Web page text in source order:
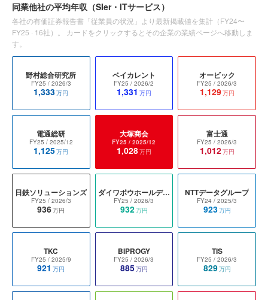
同業他社の平均年収 （SIer・ITサービス）
各社の有価証券報告書「従業員の状況」より最新掲載値を集計（FY24〜
FY25 · 16社）。 カードをクリックするとその企業の業績ページへ移動しま
す。
野村総合研究所
FY25 / 2026/3
1,333万円
ベイカレント
FY25 / 2026/2
1,331 万円
オービック
FY25 / 2026/3
1,129万円
電通総研
FY25 / 2025/12
1,125万円
大塚商会
FY25 / 2025/12
1,028万円
富士通
FY25 / 2026/3
1,012万円
日鉄ソリューションズ
FY25 / 2026/3
936万円
ダイワボウホールディングス
FY25 / 2026/3
932万円
NTTデータグループ
FY24 / 2025/3
923万円
TKC
FY25 / 2025/9
921 万円
BIPROGY
FY25 / 2026/3
885万円
TIS
FY25 / 2026/3
829万円